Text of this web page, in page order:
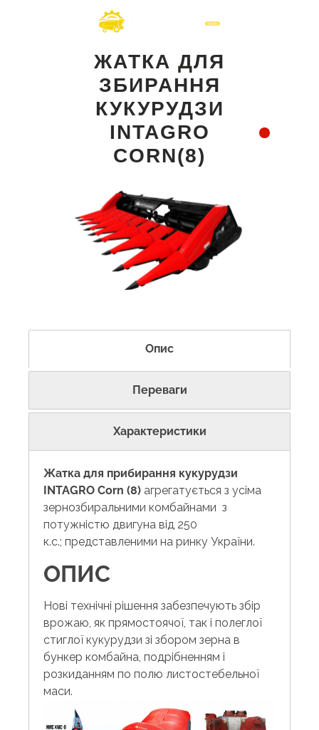
ЖАТКА ДЛЯ
ЗБИРАННЯ
КУКУРУДЗИ
INTAGRO
CORN(8)
Опис
Переваги
Характеристики
Жатка для прибирання кукурудзи
INTAGRO Corn (8) агрегатується з усіма
зернозбиральними комбайнами з
потужністю двигуна від 250
к.с.; представленими на ринку України.
ОПИС
Нові технічні рішення забезпечують збір
врожаю, як прямостоячої, так і полеглої
стиглої кукурудзи зі збором зерна в
бункер комбайна, подрібненням і
розкиданням по полю листостебельної
маси.